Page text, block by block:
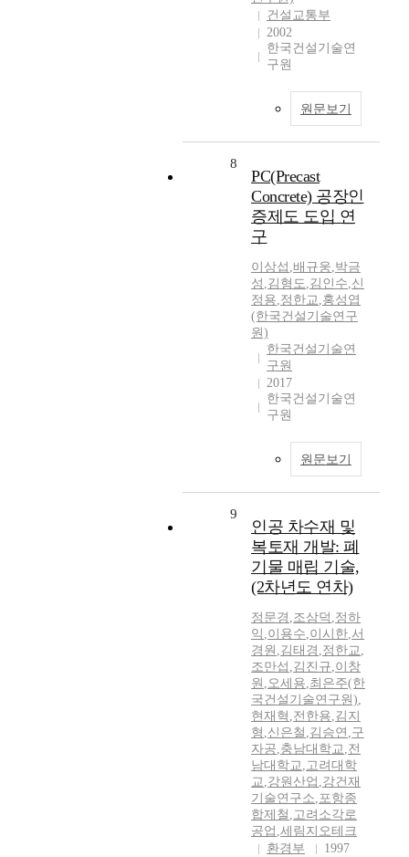
건설교통부
2002
한국건설기술연
구원
원문보기
8
PC(Precast
Concrete) 공장인
증제도 도입 연
구
이상섭 ,배규웅,박금
성 ,김형도,김인수,신
정용,정한교,홍성엽
(한국건설기술연구
원)
한국건설기술연
구원
2017
한국건설기술연
구원
원문보기
9
인공 차수재 및
복토재 개발: 폐
기물 매립 기술,
(2차년도 연차)
정문경 ,조삼덕 ,정하
익 ,이용수,이시한,서
경원 ,김태경 ,정한교,
조만섭 ,김진규,이창
원 ,오세용,최은주(한
국건설기술연구원),
현재혁 ,전한용,김지
형 ,신은철 ,김승연 ,구
자공,충남대학교,전
남대학교,고려대학
교,강원산업 ,강건재
기술연구소,포항종
합제철 ,고려소각로
공업 ,세림지오테크
환경부
1997